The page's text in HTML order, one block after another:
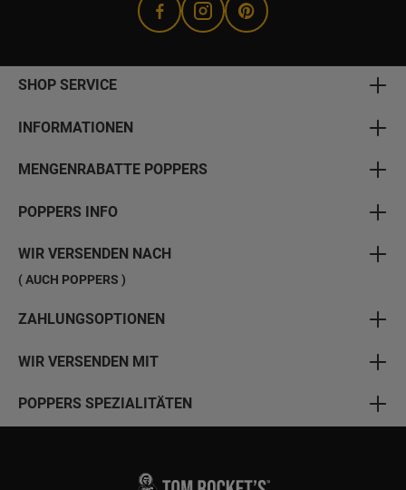
SHOP SERVICE
INFORMATIONEN
MENGENRABATTE POPPERS
POPPERS INFO
WIR VERSENDEN NACH
( AUCH POPPERS )
ZAHLUNGSOPTIONEN
WIR VERSENDEN MIT
POPPERS SPEZIALITÄTEN